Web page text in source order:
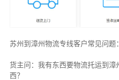
苏州到漳州物流专线客户常见问题：
货主问：我有东西要物流托运到
西？